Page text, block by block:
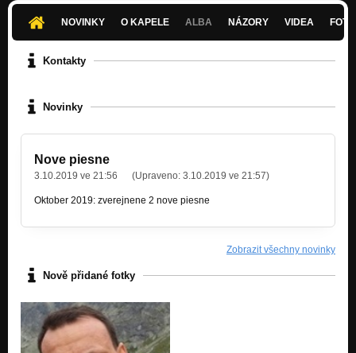
NOVINKY O KAPELE ALBA NÁZORY VIDEA
Kontakty
Novinky
Nove piesne
3.10.2019 ve 21:56 (Upraveno: 3.10.2019 ve 21:57)
Oktober 2019: zverejnene 2 nove piesne
Zobrazit všechny novinky
Nově přidané fotky